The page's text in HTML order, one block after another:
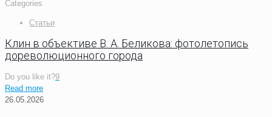
Categories
Статьи
Клин в объективе В. А. Беликова: фотолетопись
дореволюционного города
Do you like it?9
Read more
26.05.2026